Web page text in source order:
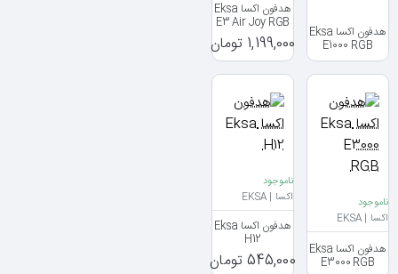
هدفون اکسا Eksa
E1000 RGB
هدفون اکسا Eksa
E3 Air Joy RGB
1,199,000 تومان
ناموجود
اکسا | EKSA
هدفون اکسا Eksa
E3000 RGB
ناموجود
اکسا | EKSA
هدفون اکسا Eksa
H12
545,000 تومان